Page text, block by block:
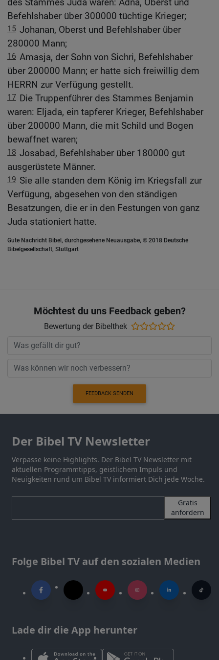
des Stammes Juda waren: Adna, Oberst und
Befehlshaber über 300000 tüchtige Krieger;
15 Johanan, Oberst und Befehlshaber über
280000 Mann;
16 Amasja, der Sohn von Sichri, Befehlshaber
über 200000 Mann; er hatte sich freiwillig dem
HERRN zur Verfügung gestellt.
17 Die Truppenführer des Stammes Benjamin
waren: Eljada, ein tapferer Krieger, Befehlshaber
über 200000 Mann, die mit Schild und Bogen
bewaffnet waren;
18 Josabad, Befehlshaber über 180000 gut
ausgerüstete Männer.
19 Sie alle standen dem König im Kriegsfall zur
Verfügung, abgesehen von den ständigen
Besatzungen, die er in den Festungen von ganz
Juda stationiert hatte.
Gute Nachricht Bibel, durchgesehene Neuausgabe, © 2018 Deutsche
Bibelgesellschaft, Stuttgart
Möchtest du uns Feedback geben?
Bewertung der Bibelthek
FEEDBACK SENDEN
Der Bibel TV Newsletter
Verpasse keine Highlights. Der Bibel TV Newsletter mit
aktuellen Programmtipps, geistlichem Impuls und
Neuigkeiten rund um Bibel TV informiert Dich jede Woche.
Gratis
anfordern
Folge Bibel TV auf den sozialen Medien
Lade dir die App herunter